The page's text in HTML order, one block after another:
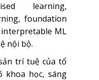
learning,
foundation
ML
nội bộ.
trí tuệ của tổ
khoa học, sáng